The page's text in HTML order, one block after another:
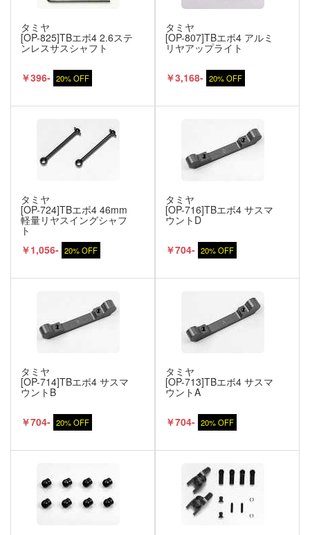
タミヤ
[OP-825]TBエボ4 2.6ステ
ンレスサスシャフト
￥396- 20% OFF
タミヤ
[OP-807]TBエボ4 アルミ
リヤアップライト
￥3,168- 20% OFF
タミヤ
[OP-724]TBエボ4 46mm
軽量リヤスイングシャフ
ト
￥1,056- 20% OFF
タミヤ
[OP-716]TBエボ4 サスマ
ウントD
￥704- 20% OFF
タミヤ
[OP-714]TBエボ4 サスマ
ウントB
￥704- 20% OFF
タミヤ
[OP-713]TBエボ4 サスマ
ウントA
￥704- 20% OFF